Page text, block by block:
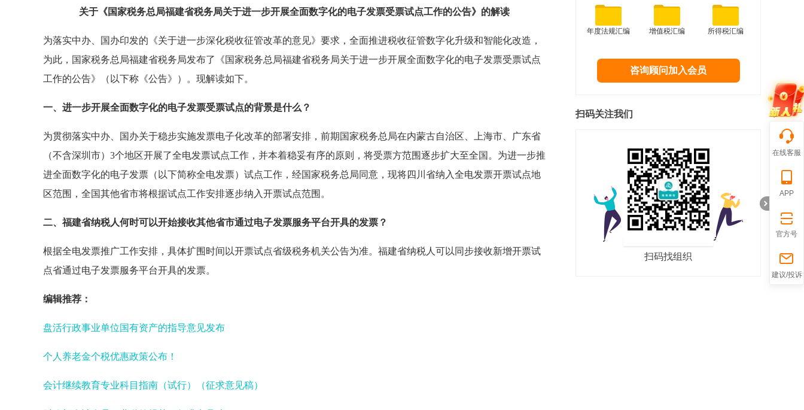
关于《国家税务总局福建省税务局关于进一步开展全面数字化的电子发票受票试点工作的公告》的解读
为落实中办、国办印发的《关于进一步深化税收征管改革的意见》要求，全面推进税收征管数字化升级和智能化改造，
为此，国家税务总局福建省税务局发布了《国家税务总局福建省税务局关于进一步开展全面数字化的电子发票受票试点
工作的公告》（以下称《公告》）。现解读如下。
一、进一步开展全面数字化的电子发票受票试点的背景是什么？
为贯彻落实中办、国办关于稳步实施发票电子化改革的部署安排，前期国家税务总局在内蒙古自治区、上海市、广东省
（不含深圳市）3个地区开展了全电发票试点工作，并本着稳妥有序的原则，将受票方范围逐步扩大至全国。为进一步推
进全面数字化的电子发票（以下简称全电发票）试点工作，经国家税务总局同意，现将四川省纳入全电发票开票试点地
区范围，全国其他省市将根据试点工作安排逐步纳入开票试点范围。
二、福建省纳税人何时可以开始接收其他省市通过电子发票服务平台开具的发票？
根据全电发票推广工作安排，具体扩围时间以开票试点省级税务机关公告为准。福建省纳税人可以同步接收新增开票试
点省通过电子发票服务平台开具的发票。
编辑推荐：
盘活行政事业单位国有资产的指导意见发布
个人养老金个税优惠政策公布！
会计继续教育专业科目指南（试行）（征求意见稿）
年度法规汇编 增值税汇编 所得税汇编
咨询顾问加入会员
扫码关注我们
扫码找组织
在线客服
APP
官方号
建议/投诉